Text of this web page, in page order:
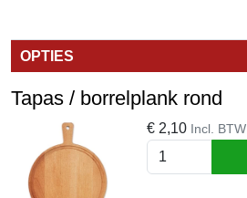
OPTIES
Tapas / borrelplank rond
€ 2,10 Incl. BTW